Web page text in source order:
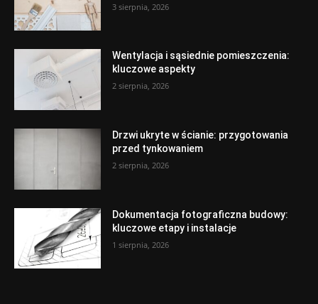
3 sierpnia, 2026
Wentylacja i sąsiednie pomieszczenia:
kluczowe aspekty
2 sierpnia, 2026
Drzwi ukryte w ścianie: przygotowania
przed tynkowaniem
2 sierpnia, 2026
Dokumentacja fotograficzna budowy:
kluczowe etapy i instalacje
1 sierpnia, 2026